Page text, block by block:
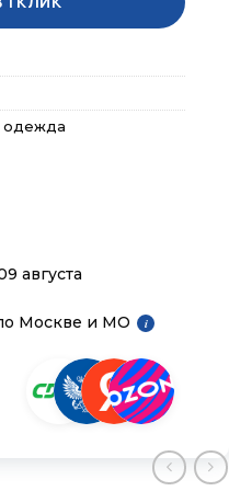
одежда
августа
Москве и МО
i